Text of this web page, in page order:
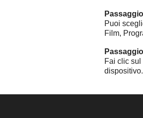
Puoi
Film,
Fai clic
dispositivo.